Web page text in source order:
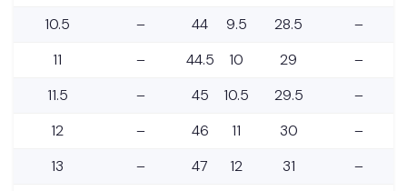
10.5
– 44 9.5 28.5
–
11
– 44.5 10 29
–
11.5
– 45 10.5 29.5
–
12
– 46 11 30
–
13
– 47 12 31
–